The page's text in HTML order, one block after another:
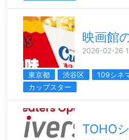
映画館
2026-02-26
東京都 渋谷区 109シネ
カップスター
TOHO